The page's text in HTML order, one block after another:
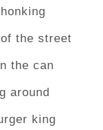
the street
the can
around
king